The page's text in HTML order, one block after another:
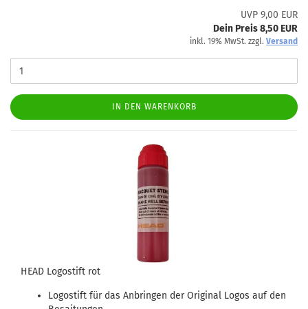
UVP 9,00 EUR
Dein Preis 8,50 EUR
inkl. 19% MwSt. zzgl. Versand
IN DEN WARENKORB
HEAD Logostift rot
Logostift für das Anbringen der Original Logos auf den